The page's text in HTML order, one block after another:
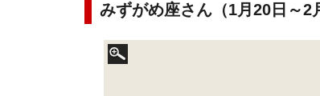
みずがめ座さん（1月20日～